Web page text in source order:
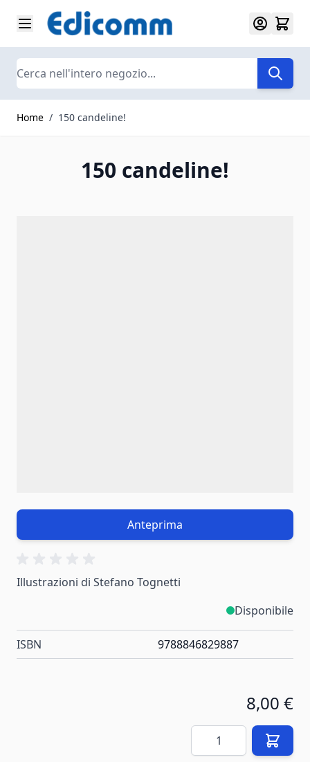
Salta al contenuto
Search
Home / 150 candeline!
150 candeline!
Anteprima
Illustrazioni di Stefano Tognetti
Disponibile
ISBN 9788846829887
8,00 €
Quantità